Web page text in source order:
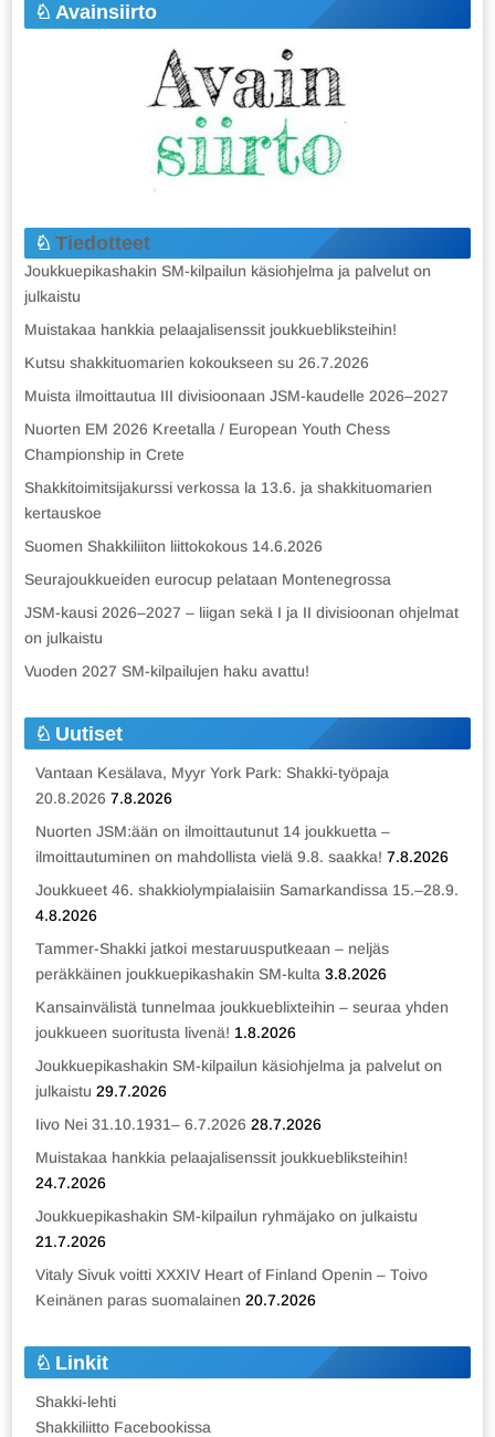
Avainsiirto
Tiedotteet
Joukkuepikashakin SM-kilpailun käsiohjelma ja palvelut on
julkaistu
Muistakaa hankkia pelaajalisenssit joukkuebliksteihin!
Kutsu shakkituomarien kokoukseen su 26.7.2026
Muista ilmoittautua III divisioonaan JSM-kaudelle 2026–2027
Nuorten EM 2026 Kreetalla / European Youth Chess
Championship in Crete
Shakkitoimitsijakurssi verkossa la 13.6. ja shakkituomarien
kertauskoe
Suomen Shakkiliiton liittokokous 14.6.2026
Seurajoukkueiden eurocup pelataan Montenegrossa
JSM-kausi 2026–2027 – liigan sekä I ja II divisioonan ohjelmat
on julkaistu
Vuoden 2027 SM-kilpailujen haku avattu!
Uutiset
Vantaan Kesälava, Myyr York Park: Shakki-työpaja
20.8.2026 7.8.2026
Nuorten JSM:ään on ilmoittautunut 14 joukkuetta –
ilmoittautuminen on mahdollista vielä 9.8. saakka! 7.8.2026
Joukkueet 46. shakkiolympialaisiin Samarkandissa 15.–28.9.
4.8.2026
Tammer-Shakki jatkoi mestaruusputkeaan – neljäs
peräkkäinen joukkuepikashakin SM-kulta 3.8.2026
Kansainvälistä tunnelmaa joukkueblixteihin – seuraa yhden
joukkueen suoritusta livenä! 1.8.2026
Joukkuepikashakin SM-kilpailun käsiohjelma ja palvelut on
julkaistu 29.7.2026
Iivo Nei 31.10.1931– 6.7.2026 28.7.2026
Muistakaa hankkia pelaajalisenssit joukkuebliksteihin!
24.7.2026
Joukkuepikashakin SM-kilpailun ryhmäjako on julkaistu
21.7.2026
Vitaly Sivuk voitti XXXIV Heart of Finland Openin – Toivo
Keinänen paras suomalainen 20.7.2026
Linkit
Shakki-lehti
Shakkiliitto Facebookissa